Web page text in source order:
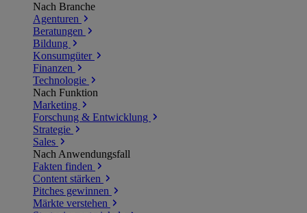
Nach Branche
Agenturen
Beratungen
Bildung
Konsumgüter
Finanzen
Technologie
Nach Funktion
Marketing
Forschung & Entwicklung
Strategie
Sales
Nach Anwendungsfall
Fakten finden
Content stärken
Pitches gewinnen
Märkte verstehen